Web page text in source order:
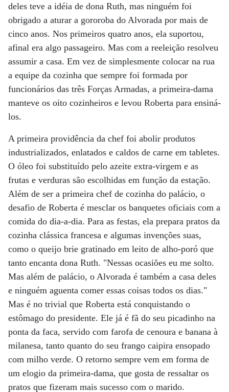
deles teve a idéia de dona Ruth, mas ninguém foi
obrigado a aturar a gororoba do Alvorada por mais de
cinco anos. Nos primeiros quatro anos, ela suportou,
afinal era algo passageiro. Mas com a reeleição resolveu
assumir a casa. Em vez de simplesmente colocar na rua
a equipe da cozinha que sempre foi formada por
funcionários das três Forças Armadas, a primeira-dama
manteve os oito cozinheiros e levou Roberta para ensiná-
los.
A primeira providência da chef foi abolir produtos
industrializados, enlatados e caldos de carne em tabletes.
O óleo foi substituído pelo azeite extra-virgem e as
frutas e verduras são escolhidas em função da estação.
Além de ser a primeira chef de cozinha do palácio, o
desafio de Roberta é mesclar os banquetes oficiais com a
comida do dia-a-dia. Para as festas, ela prepara pratos da
cozinha clássica francesa e algumas invenções suas,
como o queijo brie gratinado em leito de alho-poró que
tanto encanta dona Ruth. "Nessas ocasiões eu me solto.
Mas além de palácio, o Alvorada é também a casa deles
e ninguém aguenta comer essas coisas todos os dias."
Mas é no trivial que Roberta está conquistando o
estômago do presidente. Ele já é fã do seu picadinho na
ponta da faca, servido com farofa de cenoura e banana à
milanesa, tanto quanto do seu frango caipira ensopado
com milho verde. O retorno sempre vem em forma de
um elogio da primeira-dama, que gosta de ressaltar os
pratos que fizeram mais sucesso com o marido.